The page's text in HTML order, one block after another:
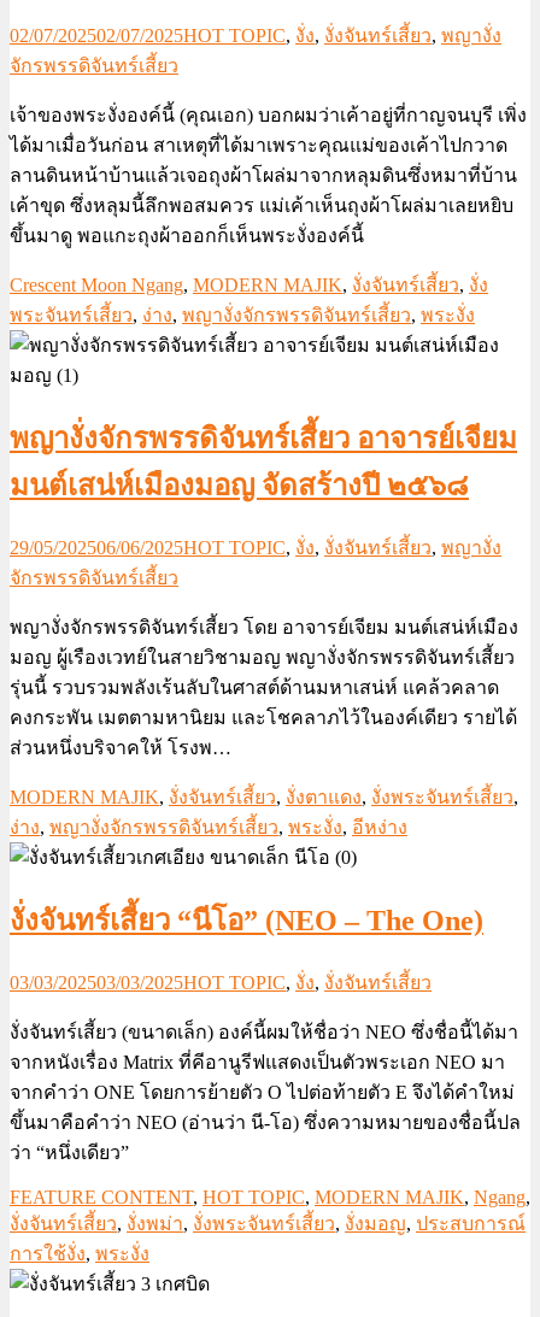
02/07/202502/07/2025HOT TOPIC, งั่ง, งั่งจันทร์เสี้ยว, พญางั่ง
จักรพรรดิจันทร์เสี้ยว
เจ้าของพระงั่งองค์นี้ (คุณเอก) บอกผมว่าเค้าอยู่ที่กาญจนบุรี เพิ่ง
ได้มาเมื่อวันก่อน สาเหตุที่ได้มาเพราะคุณแม่ของเค้าไปกวาด
ลานดินหน้าบ้านแล้วเจอถุงผ้าโผล่มาจากหลุมดินซึ่งหมาที่บ้าน
เค้าขุด ซึ่งหลุมนี้ลึกพอสมควร แม่เค้าเห็นถุงผ้าโผล่มาเลยหยิบ
ขึ้นมาดู พอแกะถุงผ้าออกก็เห็นพระงั่งองค์นี้
Crescent Moon Ngang, MODERN MAJIK, งั่งจันทร์เสี้ยว, งั่ง
พระจันทร์เสี้ยว, ง่าง, พญางั่งจักรพรรดิจันทร์เสี้ยว, พระงั่ง
พญางั่งจักรพรรดิจันทร์เสี้ยว อาจารย์เจียม
มนต์เสน่ห์เมืองมอญ จัดสร้างปี ๒๕๖๘
29/05/202506/06/2025HOT TOPIC, งั่ง, งั่งจันทร์เสี้ยว, พญางั่ง
จักรพรรดิจันทร์เสี้ยว
พญางั่งจักรพรรดิจันทร์เสี้ยว โดย อาจารย์เจียม มนต์เสน่ห์เมือง
มอญ ผู้เรืองเวทย์ในสายวิชามอญ พญางั่งจักรพรรดิจันทร์เสี้ยว
รุ่นนี้ รวบรวมพลังเร้นลับในศาสต์ด้านมหาเสน่ห์ แคล้วคลาด
คงกระพัน เมตตามหานิยม และโชคลาภไว้ในองค์เดียว รายได้
ส่วนหนึ่งบริจาคให้ โรงพ…
MODERN MAJIK, งั่งจันทร์เสี้ยว, งั่งตาแดง, งั่งพระจันทร์เสี้ยว,
ง่าง, พญางั่งจักรพรรดิจันทร์เสี้ยว, พระงั่ง, อีหง่าง
งั่งจันทร์เสี้ยว “นีโอ” (NEO – The One)
03/03/202503/03/2025HOT TOPIC, งั่ง, งั่งจันทร์เสี้ยว
งั่งจันทร์เสี้ยว (ขนาดเล็ก) องค์นี้ผมให้ชื่อว่า NEO ซึ่งชื่อนี้ได้มา
จากหนังเรื่อง Matrix ที่คีอานูรีฟแสดงเป็นตัวพระเอก NEO มา
จากคำว่า ONE โดยการย้ายตัว O ไปต่อท้ายตัว E จึงได้คำใหม่
ขึ้นมาคือคำว่า NEO (อ่านว่า นี-โอ) ซึ่งความหมายของชื่อนี้ปล
ว่า “หนึ่งเดียว”
FEATURE CONTENT, HOT TOPIC, MODERN MAJIK, Ngang,
งั่งจันทร์เสี้ยว, งั่งพม่า, งั่งพระจันทร์เสี้ยว, งั่งมอญ, ประสบการณ์
การใช้งั่ง, พระงั่ง